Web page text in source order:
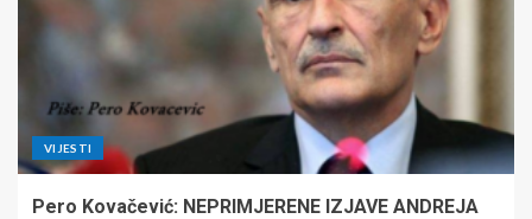
VIJESTI
Pero Kovačević: NEPRIMJERENE IZJAVE ANDREJA